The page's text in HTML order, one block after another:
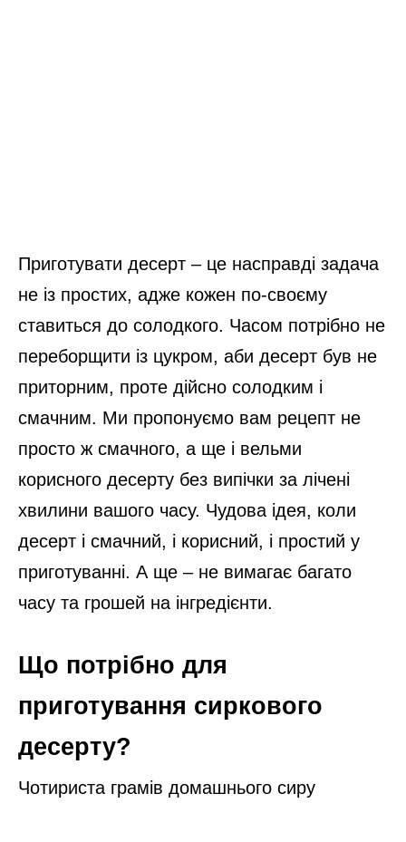
Приготувати десерт – це насправді задача
не із простих, адже кожен по-своєму
ставиться до солодкого. Часом потрібно не
переборщити із цукром, аби десерт був не
приторним, проте дійсно солодким і
смачним. Ми пропонуємо вам рецепт не
просто ж смачного, а ще і вельми
корисного десерту без випічки за лічені
хвилини вашого часу. Чудова ідея, коли
десерт і смачний, і корисний, і простий у
приготуванні. А ще – не вимагає багато
часу та грошей на інгредієнти.
Що потрібно для
приготування сиркового
десерту?
Чотириста грамів домашнього сиру